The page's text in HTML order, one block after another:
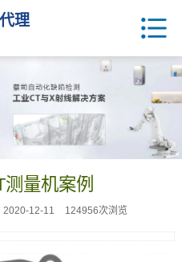
理
量机案例
2020-12-11 124956次浏览